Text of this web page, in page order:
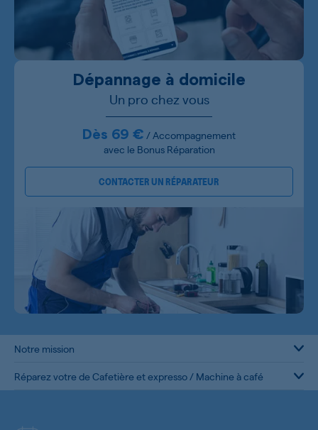
Dépannage à domicile
Un pro chez vous
Dès 69 € / Accompagnement
avec le Bonus Réparation
CONTACTER UN RÉPARATEUR
Notre mission
Réparez votre de Cafetière et expresso / Machine à café